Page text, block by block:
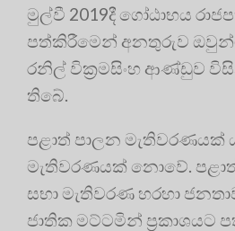
මුල්වී 2019දී ගෝඨාභය
පත්කිරීමෙන් අනතුරුව
රනිල් වික්‍රමසිංහ ආණ්ඩුව
තිබේ.
පළාත් පාලන මැතිවරණයක්
මැතිවරණයක් නොවේ.
සභා මැතිවරණ හරහා
ජාතික මට්ටමින් ප්‍රකාශයට